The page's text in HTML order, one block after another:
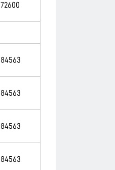
72600
84563
84563
84563
84563